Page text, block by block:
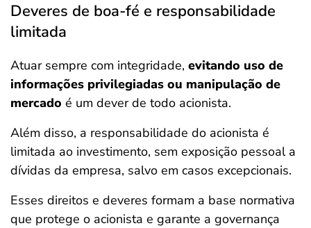
Deveres de boa-fé e responsabilidade
limitada
Atuar sempre com integridade, evitando uso de
informações privilegiadas ou manipulação de
mercado é um dever de todo acionista.
Além disso, a responsabilidade do acionista é
limitada ao investimento, sem exposição pessoal a
dívidas da empresa, salvo em casos excepcionais.
Esses direitos e deveres formam a base normativa
que protege o acionista e garante a governança